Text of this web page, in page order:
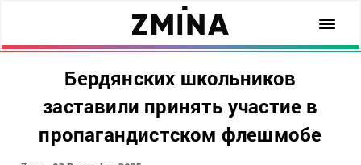
Бердянских школьников
заставили принять участие в
пропагандистском флешмобе